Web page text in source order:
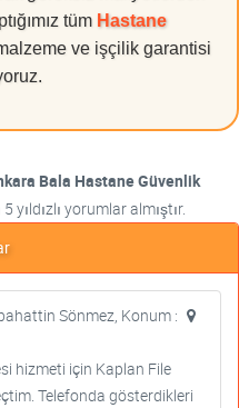
tüm Hastane
ve işçilik garantisi
Bala Hastane Güvenlik
yorumlar almıştır.
Sönmez, Konum :
hizmeti için Kaplan File
Telefonda gösterdikleri